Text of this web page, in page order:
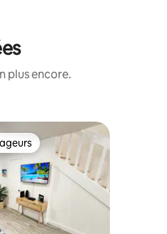
plus encore.